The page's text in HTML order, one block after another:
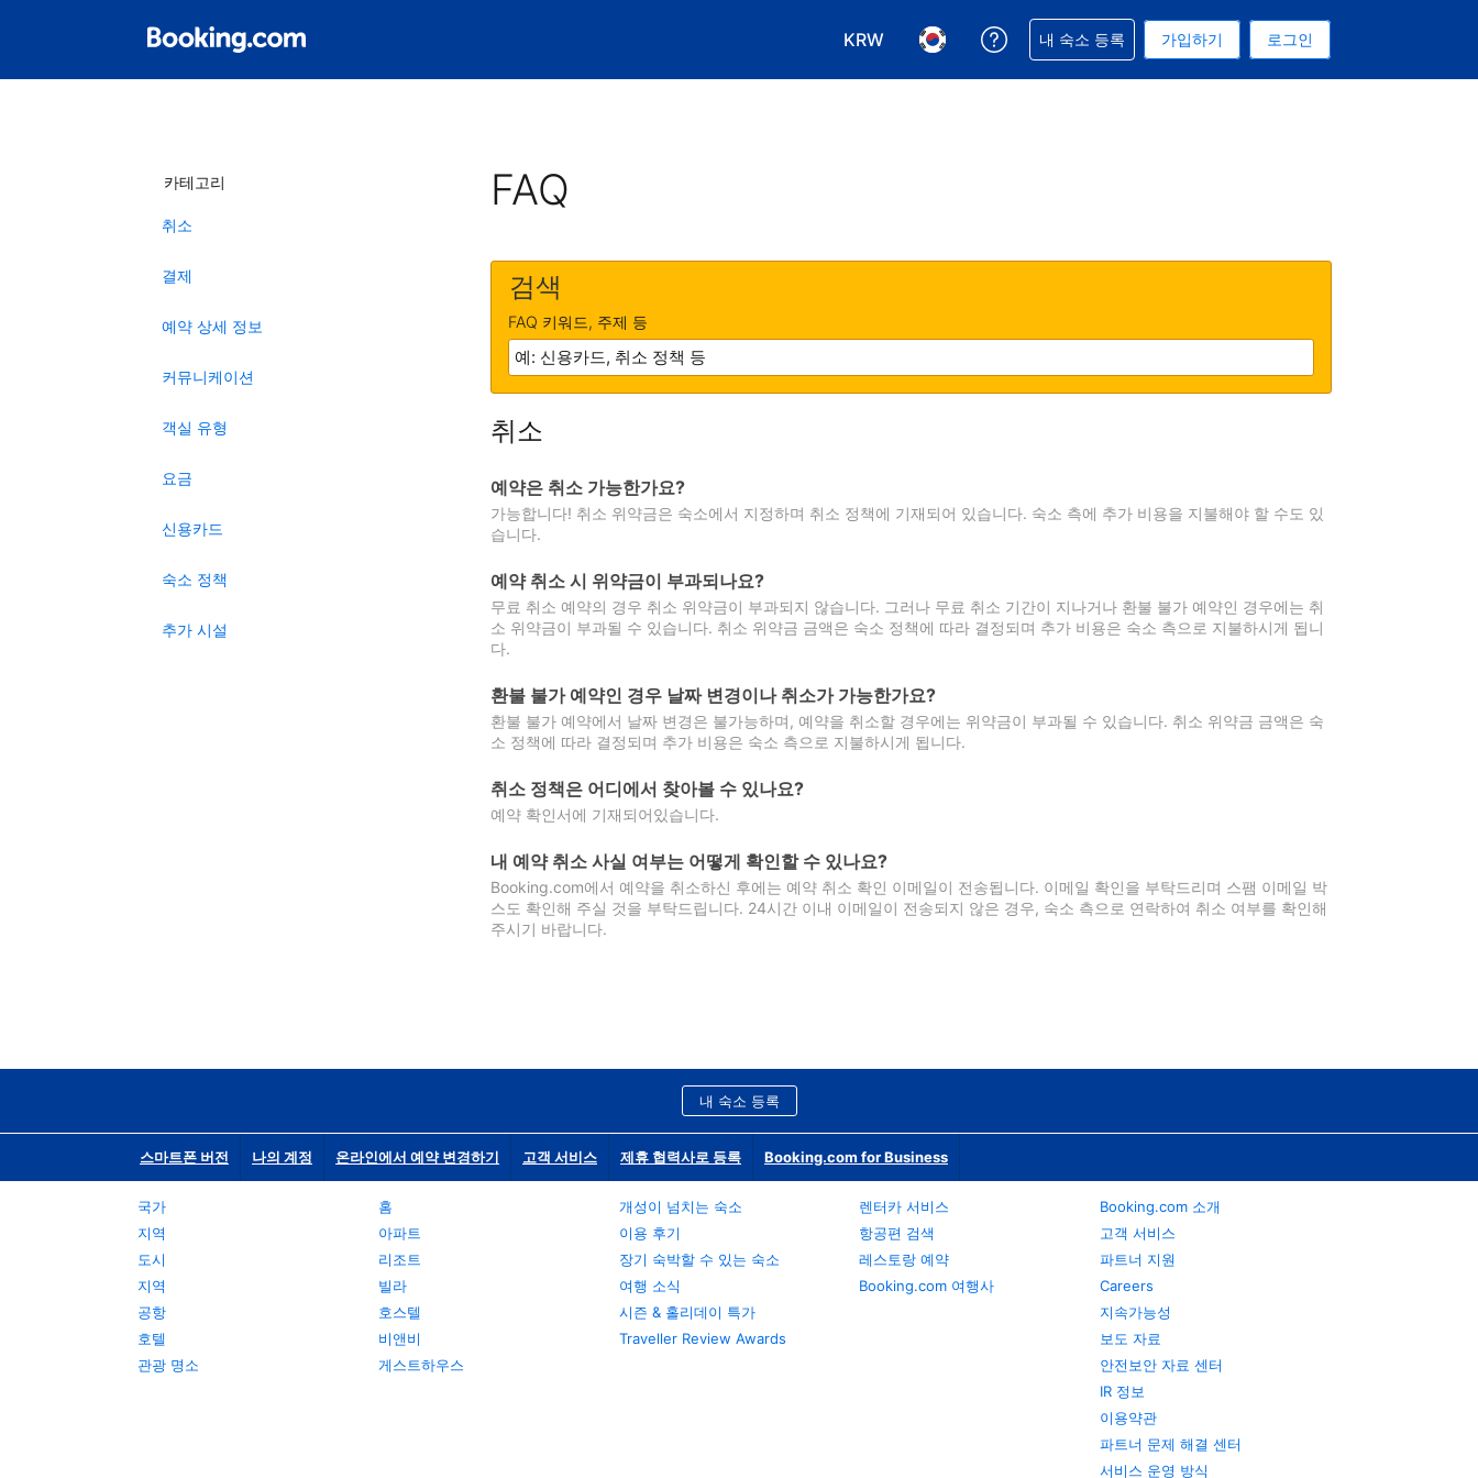
KRW
통화 선택. 현재 선택된 통화는 대한민국 원입니다
언어 선택. 현재 선택된 언어는 한국어입니다
예약과 관련해 도움을 받으실 수 있습니다
내 숙소 등록 가입하기 로그인
카테고리
취소
결제
예약 상세 정보
커뮤니케이션
객실 유형
요금
신용카드
숙소 정책
추가 시설
FAQ
검색
FAQ 키워드, 주제 등
취소
예약은 취소 가능한가요?
가능합니다! 취소 위약금은 숙소에서 지정하며 취소 정책에 기재되어 있습니다. 숙소 측에 추가 비용을 지불해야 할 수도 있
습니다.
예약 취소 시 위약금이 부과되나요?
무료 취소 예약의 경우 취소 위약금이 부과되지 않습니다. 그러나 무료 취소 기간이 지나거나 환불 불가 예약인 경우에는 취
소 위약금이 부과될 수 있습니다. 취소 위약금 금액은 숙소 정책에 따라 결정되며 추가 비용은 숙소 측으로 지불하시게 됩니
다.
환불 불가 예약인 경우 날짜 변경이나 취소가 가능한가요?
환불 불가 예약에서 날짜 변경은 불가능하며, 예약을 취소할 경우에는 위약금이 부과될 수 있습니다. 취소 위약금 금액은 숙
소 정책에 따라 결정되며 추가 비용은 숙소 측으로 지불하시게 됩니다.
취소 정책은 어디에서 찾아볼 수 있나요?
예약 확인서에 기재되어있습니다.
내 예약 취소 사실 여부는 어떻게 확인할 수 있나요?
Booking.com에서 예약을 취소하신 후에는 예약 취소 확인 이메일이 전송됩니다. 이메일 확인을 부탁드리며 스팸 이메일 박
스도 확인해 주실 것을 부탁드립니다. 24시간 이내 이메일이 전송되지 않은 경우, 숙소 측으로 연락하여 취소 여부를 확인해
주시기 바랍니다.
내 숙소 등록
스마트폰 버전 나의 계정 온라인에서 예약 변경하기 고객 서비스 제휴 협력사로 등록 Booking.com for Business
국가
지역
도시
지역
공항
호텔
관광 명소
홈
아파트
리조트
빌라
호스텔
비앤비
게스트하우스
개성이 넘치는 숙소
이용 후기
장기 숙박할 수 있는 숙소
여행 소식
시즌 & 홀리데이 특가
Traveller Review Awards
렌터카 서비스
항공편 검색
레스토랑 예약
Booking.com 여행사
Booking.com 소개
고객 서비스
파트너 지원
Careers
지속가능성
보도 자료
안전보안 자료 센터
IR 정보
이용약관
파트너 문제 해결 센터
서비스 운영 방식